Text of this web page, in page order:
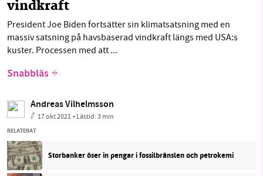
vindkraft
President Joe Biden fortsätter sin klimatsatsning med en
massiv satsning på havsbaserad vindkraft längs med USA:s
kuster. Processen med att ...
Snabbläs
Andreas Vilhelmsson
17 okt 2021• Lästid:3 min
RELATERAT
Storbanker öser in pengar i fossilbränslen och petrokemi